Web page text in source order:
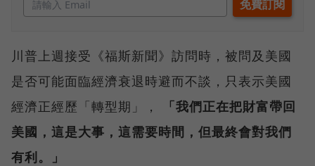
川普上週接受《福斯新聞》訪問時，被問及美國
是否可能面臨經濟衰退時避而不談，只表示美國
經濟正經歷「轉型期」，
「我們正在把財富帶回
美國，這是大事，這需要時間，但最終會對我們
有利。」